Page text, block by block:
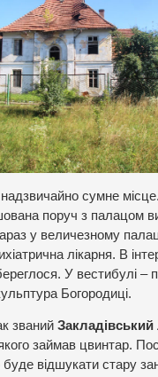
сумне
поруч з палацом
у величезному
лікарня. В
У вестибулі –
Богородиці.
званий Закладівський
займав цвинтар.
відшукати стару